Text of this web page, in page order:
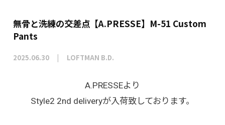
無骨と洗練の交差点【A.PRESSE】M-51 Custom
Pants
2025.06.30 LOFTMAN B.D.
A.PRESSEより
Style2 2nd deliveryが入荷致しております。